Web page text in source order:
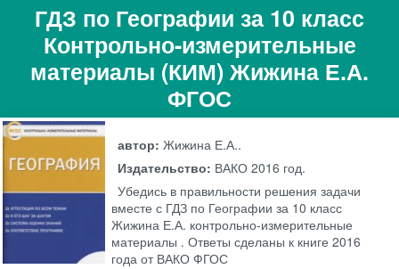
ГДЗ по Географии за 10 класс
Контрольно-измерительные
материалы (КИМ) Жижина Е.А.
ФГОС
автор:Жижина Е.А..
Издательство: ВАКО 2016 год.
Убедись в правильности решения задачи
вместе с ГДЗ по Географии за 10 класс
Жижина Е.А. контрольно-измерительные
материалы . Ответы сделаны к книге 2016
года от ВАКО ФГОС